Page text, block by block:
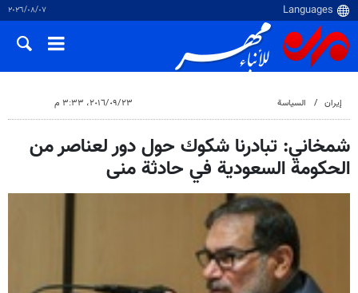
٠٧‏/٠٨‏/٢٠٢٦
إيران السياسة ٢٣‏/٠٩‏/٢٠١٦، ٣:٣٣ م
شمخاني: تبادرنا شكوك حول دور لعناصر من
الحكومة السعودية في حادثة منى